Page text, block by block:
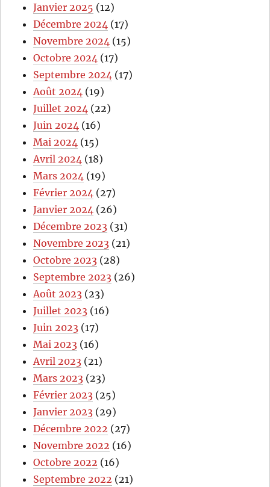
Janvier 2025 (12)
Décembre 2024 (17)
Novembre 2024 (15)
Octobre 2024 (17)
Septembre 2024 (17)
Août 2024 (19)
Juillet 2024 (22)
Juin 2024 (16)
Mai 2024 (15)
Avril 2024 (18)
Mars 2024 (19)
Février 2024 (27)
Janvier 2024 (26)
Décembre 2023 (31)
Novembre 2023 (21)
Octobre 2023 (28)
Septembre 2023 (26)
Août 2023 (23)
Juillet 2023 (16)
Juin 2023 (17)
Mai 2023 (16)
Avril 2023 (21)
Mars 2023 (23)
Février 2023 (25)
Janvier 2023 (29)
Décembre 2022 (27)
Novembre 2022 (16)
Octobre 2022 (16)
Septembre 2022 (21)